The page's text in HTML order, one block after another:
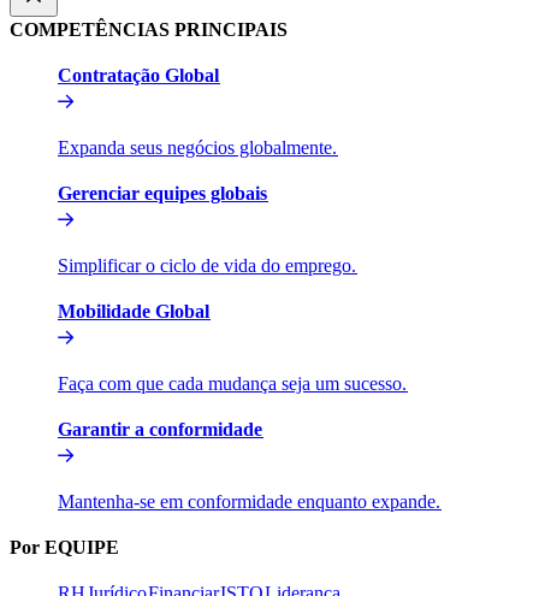
COMPETÊNCIAS PRINCIPAIS​​
Contratação Global​​
Expanda seus negócios globalmente.​​
Gerenciar equipes globais​​
Simplificar o ciclo de vida do emprego.​​
Mobilidade Global​​
Faça com que cada mudança seja um sucesso.​​
Garantir a conformidade​​
Mantenha-se em conformidade enquanto expande.​​
Por EQUIPE​​